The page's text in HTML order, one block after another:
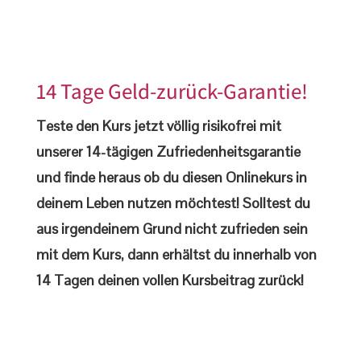
14 Tage Geld-zurück-Garantie!
Teste den Kurs jetzt völlig risikofrei mit
unserer 14-tägigen Zufriedenheitsgarantie
und finde heraus ob du diesen Onlinekurs in
deinem Leben nutzen möchtest! Solltest du
aus irgendeinem Grund nicht zufrieden sein
mit dem Kurs, dann erhältst du innerhalb von
14 Tagen deinen vollen Kursbeitrag zurück!